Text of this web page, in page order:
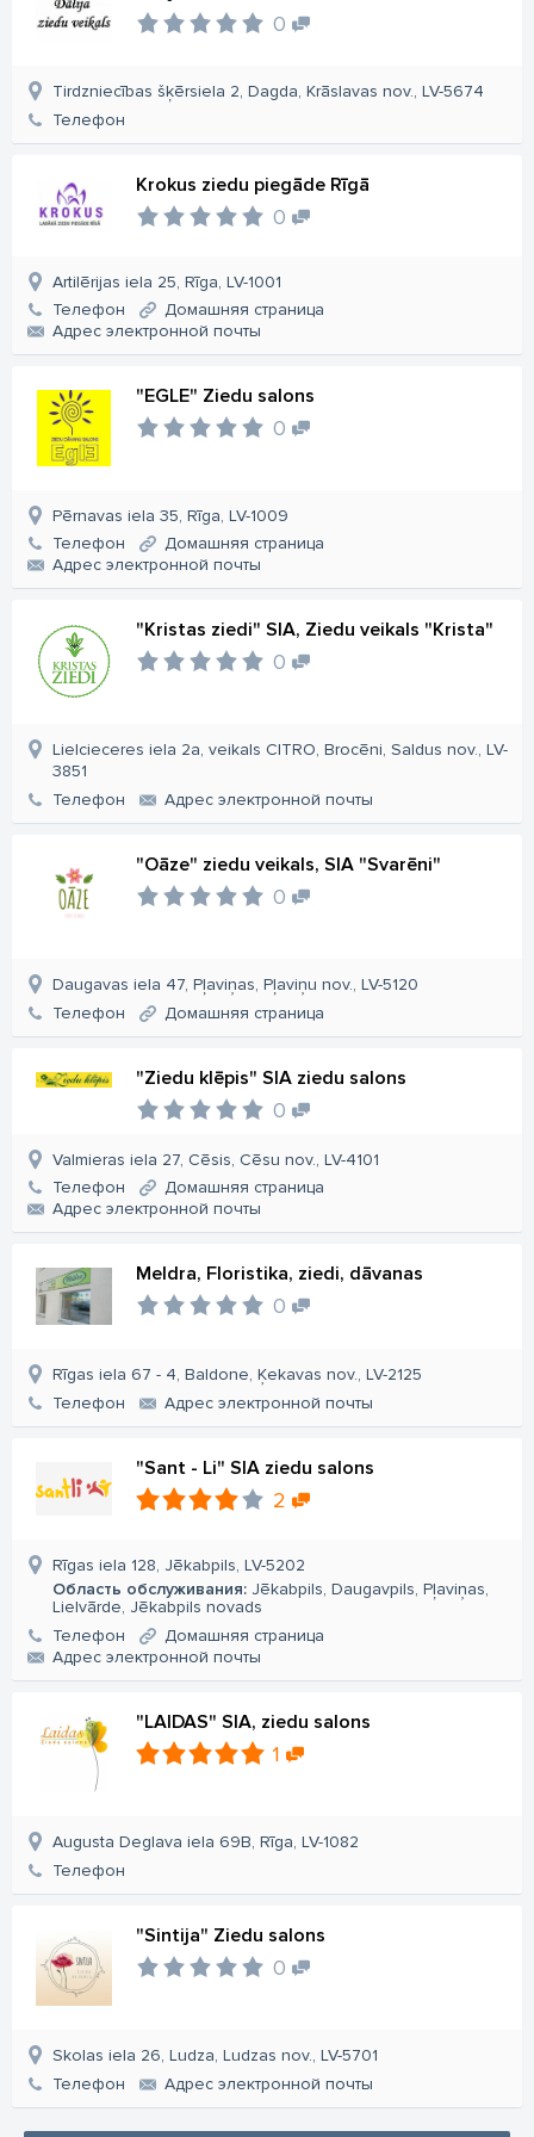
0
Tirdzniecības šķērsiela 2, Dagda, Krāslavas nov., LV-5674
Телефон
Krokus ziedu piegāde Rīgā
0
Artilērijas iela 25, Rīga, LV-1001
Телефон
Домашняя страница
Aдрес электронной почты
"EGLE" Ziedu salons
0
Pērnavas iela 35, Rīga, LV-1009
Телефон
Домашняя страница
Aдрес электронной почты
"Kristas ziedi" SIA, Ziedu veikals "Krista"
0
Lielcieceres iela 2a, veikals CITRO, Brocēni, Saldus nov., LV-
3851
Телефон
Aдрес электронной почты
"Oāze" ziedu veikals, SIA "Svarēni"
0
Daugavas iela 47, Pļaviņas, Pļaviņu nov., LV-5120
Телефон
Домашняя страница
"Ziedu klēpis" SIA ziedu salons
0
Valmieras iela 27, Cēsis, Cēsu nov., LV-4101
Телефон
Домашняя страница
Aдрес электронной почты
Meldra, Floristika, ziedi, dāvanas
0
Rīgas iela 67 - 4, Baldone, Ķekavas nov., LV-2125
Телефон
Aдрес электронной почты
"Sant - Li" SIA ziedu salons
2
Rīgas iela 128, Jēkabpils, LV-5202
Область обслуживания: Jēkabpils, Daugavpils, Pļaviņas,
Lielvārde, Jēkabpils novads
Телефон
Домашняя страница
Aдрес электронной почты
"LAIDAS" SIA, ziedu salons
1
Augusta Deglava iela 69B, Rīga, LV-1082
Телефон
"Sintija" Ziedu salons
0
Skolas iela 26, Ludza, Ludzas nov., LV-5701
Телефон
Aдрес электронной почты